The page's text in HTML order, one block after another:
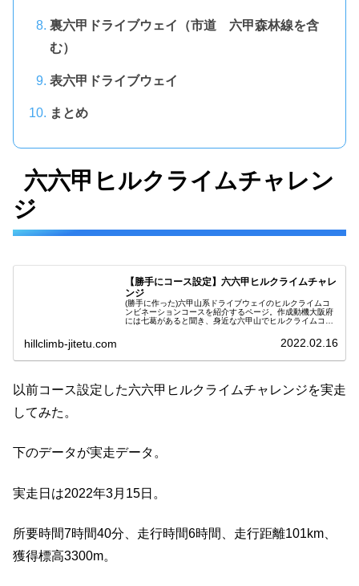
裏六甲ドライブウェイ（市道 六甲森林線を含
む）
表六甲ドライブウェイ
まとめ
六六甲ヒルクライムチャレン
ジ
【勝手にコース設定】六六甲ヒルクライムチャレ
ンジ
(勝手に作った)六甲山系ドライブウェイのヒルクライムコ
ンビネーションコースを紹介するページ。作成動機大阪府
には七葛があると聞き、身近な六甲山でヒルクライムコー
hillclimb-jitetu.com 2022.02.16
以前コース設定した六六甲ヒルクライムチャレンジを実走
してみた。
下のデータが実走データ。
実走日は2022年3月15日。
所要時間7時間40分、走行時間6時間、走行距離101km、
獲得標高3300m。